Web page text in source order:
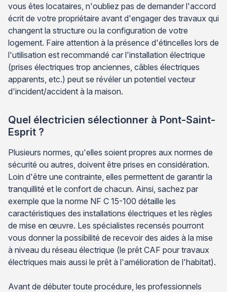
vous êtes locataires, n'oubliez pas de demander l'accord
écrit de votre propriétaire avant d'engager des travaux qui
changent la structure ou la configuration de votre
logement. Faire attention à la présence d'étincelles lors de
l'utilisation est recommandé car l'installation électrique
(prises électriques trop anciennes, câbles électriques
apparents, etc.) peut se révéler un potentiel vecteur
d'incident/accident à la maison.
Quel électricien sélectionner à Pont-Saint-
Esprit ?
Plusieurs normes, qu'elles soient propres aux normes de
sécurité ou autres, doivent être prises en considération.
Loin d'être une contrainte, elles permettent de garantir la
tranquillité et le confort de chacun. Ainsi, sachez par
exemple que la norme NF C 15-100 détaille les
caractéristiques des installations électriques et les règles
de mise en œuvre. Les spécialistes recensés pourront
vous donner la possibilité de recevoir des aides à la mise
à niveau du réseau électrique (le prêt CAF pour travaux
électriques mais aussi le prêt à l'amélioration de l'habitat).
Avant de débuter toute procédure, les professionnels